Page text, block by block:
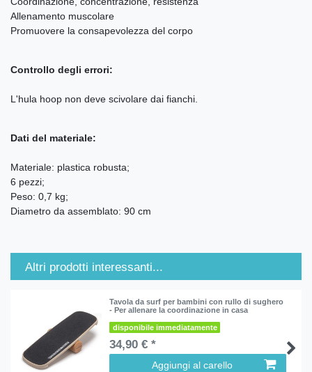
Allenamento muscolare
Promuovere la consapevolezza del corpo
Controllo degli errori:
L'hula hoop non deve scivolare dai fianchi.
Dati del materiale:
Materiale: plastica robusta;
6 pezzi;
Peso: 0,7 kg;
Diametro da assemblato: 90 cm
Altri prodotti interessanti...
Tavola da surf per bambini con rullo di sughero
- Per allenare la coordinazione in casa
disponibile immediatamente
34,90 € *
Aggiungi al carello